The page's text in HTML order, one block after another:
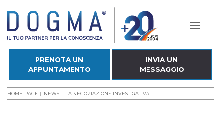
PRENOTA UN
APPUNTAMENTO
INVIA UN
MESSAGGIO
HOME PAGE NEWS LA NEGOZIAZIONE INVESTIGATIVA